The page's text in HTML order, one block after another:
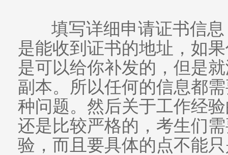
填写详细申请证书信息
是能收到证书的地址，如
是可以给你补发的，但是
副本。所以任何的信息都
种问题。然后关于工作经
还是比较严格的，考生们
验，而且要具体的点不能